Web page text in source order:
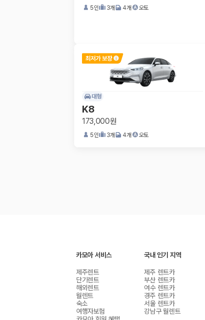
5인 3개 4개 오토
대형
K8
173,000원
5인 3개 4개 오토
카모아 서비스
제주렌트
단기렌트
해외렌트
월렌트
숙소
여행자보험
국내 인기 지역
제주 렌트카
부산 렌트카
여수 렌트카
경주 렌트카
서울 렌트카
강남구 월렌트